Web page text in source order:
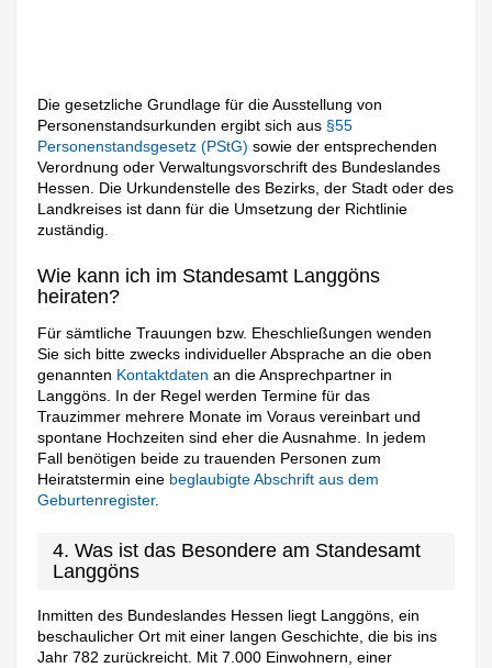
Die gesetzliche Grundlage für die Ausstellung von
Personenstandsurkunden ergibt sich aus §55
Personenstandsgesetz (PStG)sowie der entsprechenden
Verordnung oder Verwaltungsvorschrift des Bundeslandes
Hessen. Die Urkundenstelle des Bezirks, der Stadt oder des
Landkreises ist dann für die Umsetzung der Richtlinie
zuständig.
Wie kann ich im Standesamt Langgöns
heiraten?
Für sämtliche Trauungen bzw. Eheschließungen wenden
Sie sich bitte zwecks individueller Absprache an die oben
genannten Kontaktdaten an die Ansprechpartner in
Langgöns. In der Regel werden Termine für das
Trauzimmer mehrere Monate im Voraus vereinbart und
spontane Hochzeiten sind eher die Ausnahme. In jedem
Fall benötigen beide zu trauenden Personen zum
Heiratstermin eine beglaubigte Abschrift aus dem
Geburtenregister.
4. Was ist das Besondere am Standesamt
Langgöns
Inmitten des Bundeslandes Hessen liegt Langgöns, ein
beschaulicher Ort mit einer langen Geschichte, die bis ins
Jahr 782 zurückreicht. Mit 7.000 Einwohnern, einer